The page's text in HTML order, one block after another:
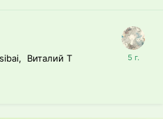
Виталий T